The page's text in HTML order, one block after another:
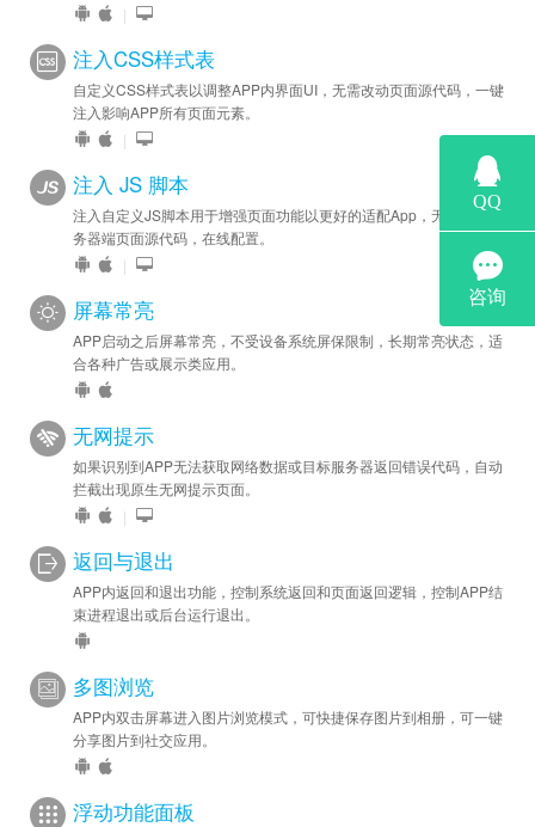
|
注入CSS样式表
自定义CSS样式表以调整APP内界面UI，无需改动页面源代码，一键
注入影响APP所有页面元素。
|
注入 JS 脚本
注入自定义JS脚本用于增强页面功能以更好的适配App，无需修改服
务器端页面源代码，在线配置。
|
屏幕常亮
APP启动之后屏幕常亮，不受设备系统屏保限制，长期常亮状态，适
合各种广告或展示类应用。
无网提示
如果识别到APP无法获取网络数据或目标服务器返回错误代码，自动
拦截出现原生无网提示页面。
|
返回与退出
APP内返回和退出功能，控制系统返回和页面返回逻辑，控制APP结
束进程退出或后台运行退出。
多图浏览
APP内双击屏幕进入图片浏览模式，可快捷保存图片到相册，可一键
分享图片到社交应用。
浮动功能面板